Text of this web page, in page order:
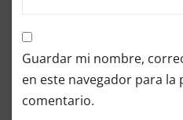
Guardar mi nombre,
en este navegador para la
comentario.